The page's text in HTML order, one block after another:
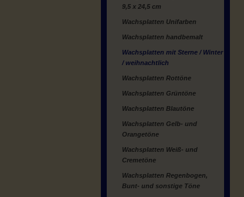
9,5 x 24,5 cm
Wachsplatten Unifarben
Wachsplatten handbemalt
Wachsplatten mit Sterne / Winter
/ weihnachtlich
Wachsplatten Rottöne
Wachsplatten Grüntöne
Wachsplatten Blautöne
Wachsplatten Gelb- und
Orangetöne
Wachsplatten Weiß- und
Cremetöne
Wachsplatten Regenbogen,
Bunt- und sonstige Töne